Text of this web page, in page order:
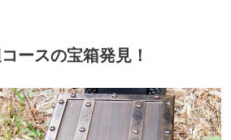
ースの宝箱発見！